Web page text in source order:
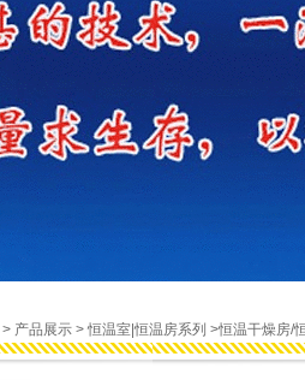
> 产品展示 >恒温室|恒温房系列 >恒温干燥房/